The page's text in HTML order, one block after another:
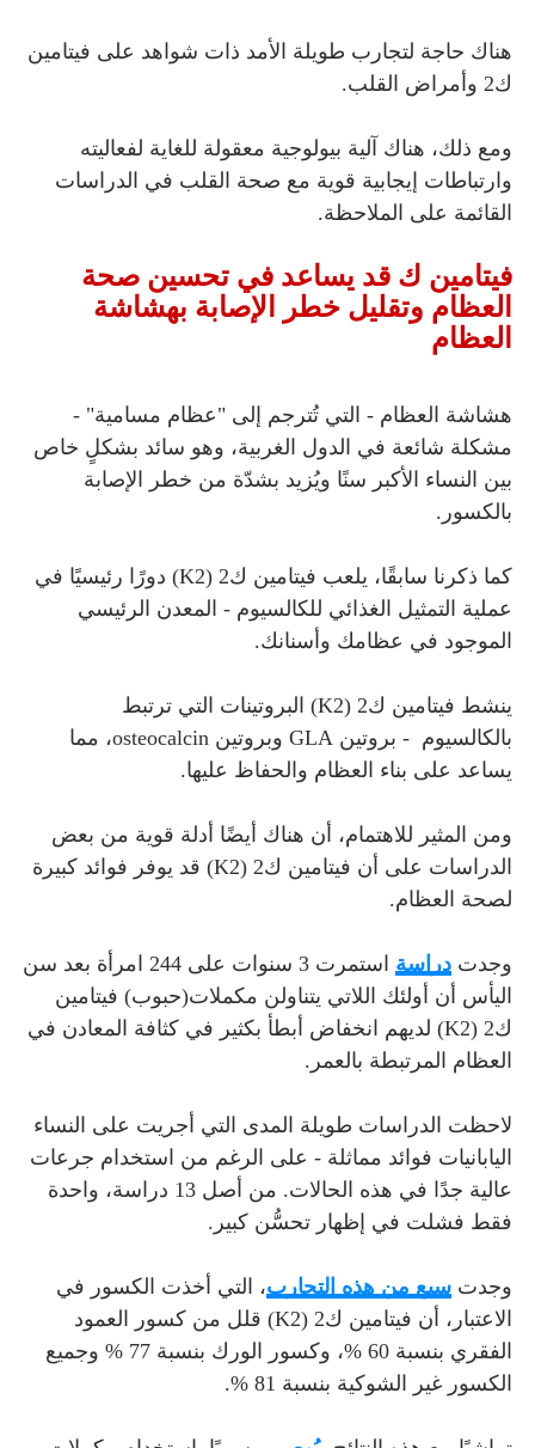
هناك حاجة لتجارب طويلة الأمد ذات شواهد على فيتامين
ك2 وأمراض القلب.
ومع ذلك، هناك آلية بيولوجية معقولة للغاية لفعاليته
وارتباطات إيجابية قوية مع صحة القلب في الدراسات
القائمة على الملاحظة.
فيتامين ك قد يساعد في تحسين صحة
العظام وتقليل خطر الإصابة بهشاشة
العظام
هشاشة العظام - التي تُترجم إلى "عظام مسامية" -
مشكلة شائعة في الدول الغربية، وهو سائد بشكلٍ خاص
بين النساء الأكبر سنًا ويُزيد بشدّة من خطر الإصابة
بالكسور.
كما ذكرنا سابقًا، يلعب فيتامين ك2 (K2) دورًا رئيسيًا في
عملية التمثيل الغذائي للكالسيوم - المعدن الرئيسي
الموجود في عظامك وأسنانك.
ينشط فيتامين ك2 (K2) البروتينات التي ترتبط
بالكالسيوم - بروتين GLA وبروتين osteocalcin، مما
يساعد على بناء العظام والحفاظ عليها.
ومن المثير للاهتمام، أن هناك أيضًا أدلة قوية من بعض
الدراسات على أن فيتامين ك2 (K2) قد يوفر فوائد كبيرة
لصحة العظام.
وجدت دراسة
استمرت 3 سنوات على 244 امرأة بعد سن
اليأس أن أولئك اللاتي يتناولن مكملات(حبوب) فيتامين
ك2 (K2) لديهم انخفاض أبطأ بكثير في كثافة المعادن في
العظام المرتبطة بالعمر.
لاحظت الدراسات طويلة المدى التي أجريت على النساء
اليابانيات فوائد مماثلة - على الرغم من استخدام جرعات
عالية جدًا في هذه الحالات. من أصل 13 دراسة، واحدة
فقط فشلت في إظهار تحسُّن كبير.
وجدت سبع من هذه التجارب، التي أخذت الكسور في
الاعتبار، أن فيتامين ك2 (K2) قلل من كسور العمود
الفقري بنسبة 60 %، وكسور الورك بنسبة 77 % وجميع
الكسور غير الشوكية بنسبة 81 %.